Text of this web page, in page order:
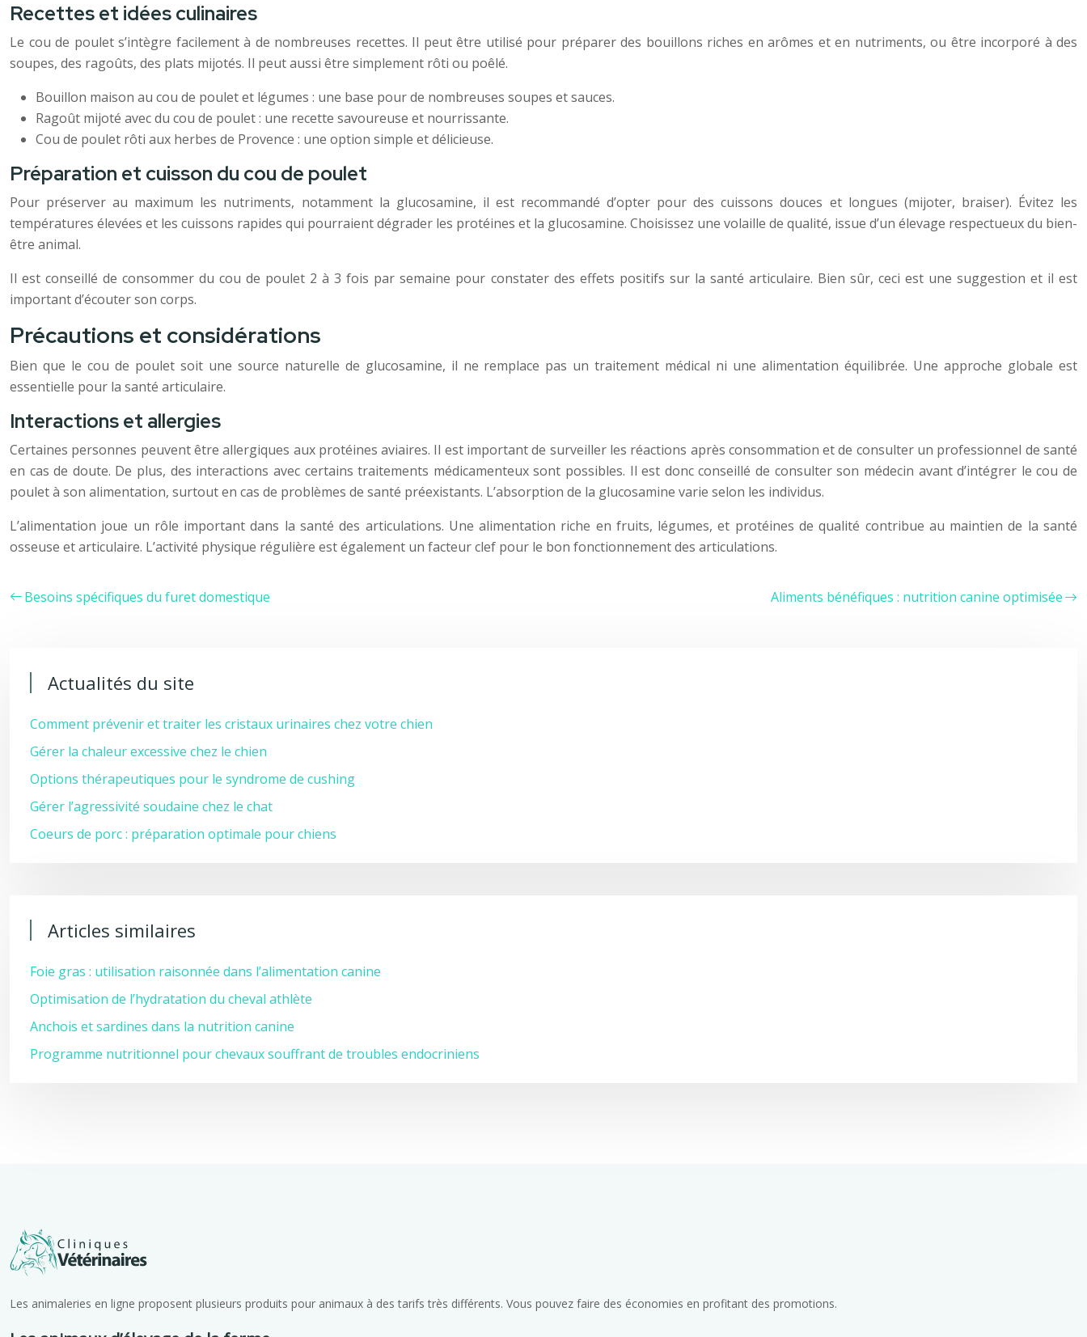
Recettes et idées culinaires
Le cou de poulet s’intègre facilement à de nombreuses recettes. Il peut être utilisé pour préparer des bouillons riches en arômes et en nutriments, ou être incorporé à des
soupes, des ragoûts, des plats mijotés. Il peut aussi être simplement rôti ou poêlé.
Bouillon maison au cou de poulet et légumes : une base pour de nombreuses soupes et sauces.
Ragoût mijoté avec du cou de poulet : une recette savoureuse et nourrissante.
Cou de poulet rôti aux herbes de Provence : une option simple et délicieuse.
Préparation et cuisson du cou de poulet
Pour préserver au maximum les nutriments, notamment la glucosamine, il est recommandé d’opter pour des cuissons douces et longues (mijoter, braiser). Évitez les
températures élevées et les cuissons rapides qui pourraient dégrader les protéines et la glucosamine. Choisissez une volaille de qualité, issue d’un élevage respectueux du bien-
être animal.
Il est conseillé de consommer du cou de poulet 2 à 3 fois par semaine pour constater des effets positifs sur la santé articulaire. Bien sûr, ceci est une suggestion et il est
important d’écouter son corps.
Précautions et considérations
Bien que le cou de poulet soit une source naturelle de glucosamine, il ne remplace pas un traitement médical ni une alimentation équilibrée. Une approche globale est
essentielle pour la santé articulaire.
Interactions et allergies
Certaines personnes peuvent être allergiques aux protéines aviaires. Il est important de surveiller les réactions après consommation et de consulter un professionnel de santé
en cas de doute. De plus, des interactions avec certains traitements médicamenteux sont possibles. Il est donc conseillé de consulter son médecin avant d’intégrer le cou de
poulet à son alimentation, surtout en cas de problèmes de santé préexistants. L’absorption de la glucosamine varie selon les individus.
L’alimentation joue un rôle important dans la santé des articulations. Une alimentation riche en fruits, légumes, et protéines de qualité contribue au maintien de la santé
osseuse et articulaire. L’activité physique régulière est également un facteur clef pour le bon fonctionnement des articulations.
Besoins spécifiques du furet domestique Aliments bénéfiques : nutrition canine optimisée
Actualités du site
Comment prévenir et traiter les cristaux urinaires chez votre chien
Gérer la chaleur excessive chez le chien
Options thérapeutiques pour le syndrome de cushing
Gérer l’agressivité soudaine chez le chat
Coeurs de porc : préparation optimale pour chiens
Articles similaires
Foie gras : utilisation raisonnée dans l’alimentation canine
Optimisation de l’hydratation du cheval athlète
Anchois et sardines dans la nutrition canine
Programme nutritionnel pour chevaux souffrant de troubles endocriniens
Les animaleries en ligne proposent plusieurs produits pour animaux à des tarifs très différents. Vous pouvez faire des économies en profitant des promotions.